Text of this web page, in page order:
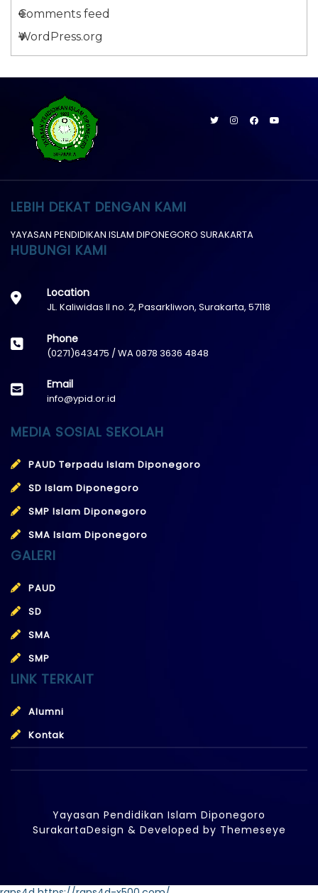
Comments feed
WordPress.org
LEBIH DEKAT DENGAN KAMI
YAYASAN PENDIDIKAN ISLAM DIPONEGORO SURAKARTA
HUBUNGI KAMI
Location
JL. Kaliwidas II no. 2, Pasarkliwon, Surakarta, 57118
Phone
(0271)643475 / WA 0878 3636 4848
Email
info@ypid.or.id
MEDIA SOSIAL SEKOLAH
PAUD Terpadu Islam Diponegoro
SD Islam Diponegoro
SMP Islam Diponegoro
SMA Islam Diponegoro
GALERI
PAUD
SD
SMA
SMP
LINK TERKAIT
Alumni
Kontak
Yayasan Pendidikan Islam Diponegoro
SurakartaDesign & Developed by Themeseye